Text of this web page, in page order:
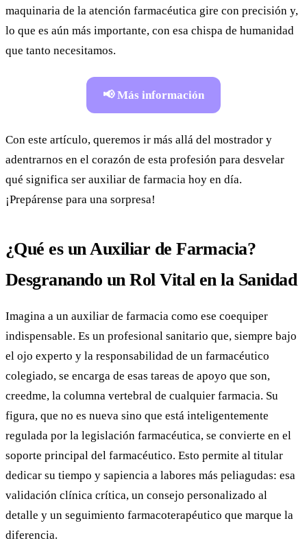
maquinaria de la atención farmacéutica gire con precisión y,
lo que es aún más importante, con esa chispa de humanidad
que tanto necesitamos.
📢 Más información
Con este artículo, queremos ir más allá del mostrador y
adentrarnos en el corazón de esta profesión para desvelar
qué significa ser auxiliar de farmacia hoy en día.
¡Prepárense para una sorpresa!
¿Qué es un Auxiliar de Farmacia?
Desgranando un Rol Vital en la Sanidad
Imagina a un auxiliar de farmacia como ese coequiper
indispensable. Es un profesional sanitario que, siempre bajo
el ojo experto y la responsabilidad de un farmacéutico
colegiado, se encarga de esas tareas de apoyo que son,
creedme, la columna vertebral de cualquier farmacia. Su
figura, que no es nueva sino que está inteligentemente
regulada por la legislación farmacéutica, se convierte en el
soporte principal del farmacéutico. Esto permite al titular
dedicar su tiempo y sapiencia a labores más peliagudas: esa
validación clínica crítica, un consejo personalizado al
detalle y un seguimiento farmacoterapéutico que marque la
diferencia.